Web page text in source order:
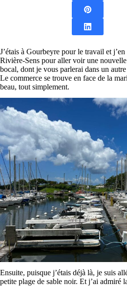
J’étais à Gourbeyre pour le travail et
Rivière-Sens pour aller voir une
bocal, dont je vous parlerai dans un
Le commerce se trouve en face de la
beau, tout simplement.
Ensuite, puisque j’étais déjà là, je suis
petite plage de sable noir. Et j’ai